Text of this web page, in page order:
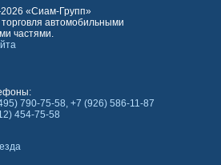
«Сиам-Групп»
автомобильными
частями.
790-75-58, +7 (926) 586-11-87
454-75-58